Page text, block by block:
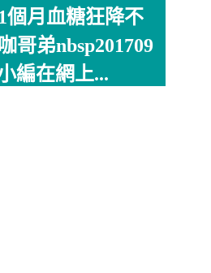
個月血糖狂降不
哥弟nbsp201709
編在網上...